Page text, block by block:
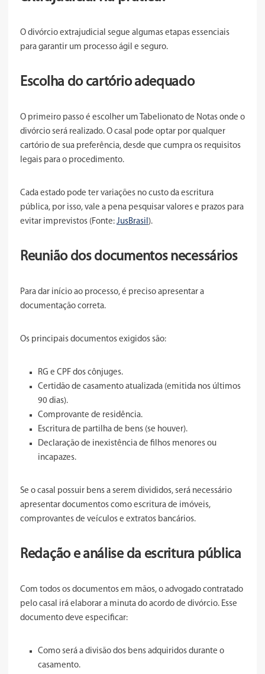
O divórcio extrajudicial segue algumas etapas essenciais
para garantir um processo ágil e seguro.
Escolha do cartório adequado
O primeiro passo é escolher um Tabelionato de Notas onde o
divórcio será realizado. O casal pode optar por qualquer
cartório de sua preferência, desde que cumpra os requisitos
legais para o procedimento.
Cada estado pode ter variações no custo da escritura
pública, por isso, vale a pena pesquisar valores e prazos para
evitar imprevistos (Fonte: JusBrasil ).
Reunião dos documentos necessários
Para dar início ao processo, é preciso apresentar a
documentação correta.
Os principais documentos exigidos são:
RG e CPF dos cônjuges.
Certidão de casamento atualizada (emitida nos últimos
90 dias).
Comprovante de residência.
Escritura de partilha de bens (se houver).
Declaração de inexistência de filhos menores ou
incapazes.
Se o casal possuir bens a serem divididos, será necessário
apresentar documentos como escritura de imóveis,
comprovantes de veículos e extratos bancários.
Redação e análise da escritura pública
Com todos os documentos em mãos, o advogado contratado
pelo casal irá elaborar a minuta do acordo de divórcio. Esse
documento deve especificar:
Como será a divisão dos bens adquiridos durante o
casamento.